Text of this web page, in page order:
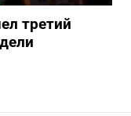
третий